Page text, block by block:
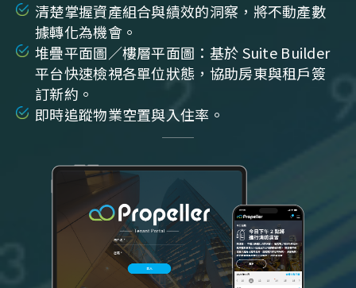
清楚掌握資產組合與績效的洞察，將不動產數
據轉化為機會。
堆疊平面圖／樓層平面圖：基於 Suite Builder
平台快速檢視各單位狀態，協助房東與租戶簽
訂新約。
即時追蹤物業空置與入住率。